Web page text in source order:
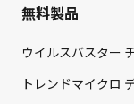
無料製品
ウイルスバスター
トレンドマイクロ